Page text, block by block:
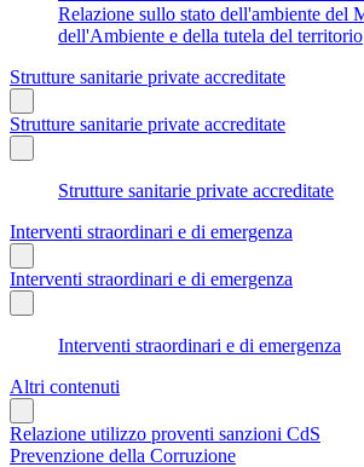
Relazione sullo stato dell'ambiente del
dell'Ambiente e della tutela del territorio
Strutture sanitarie private accreditate
Strutture sanitarie private accreditate
Strutture sanitarie private accreditate
Interventi straordinari e di emergenza
Interventi straordinari e di emergenza
Interventi straordinari e di emergenza
Altri contenuti
Relazione utilizzo proventi sanzioni CdS
Prevenzione della Corruzione